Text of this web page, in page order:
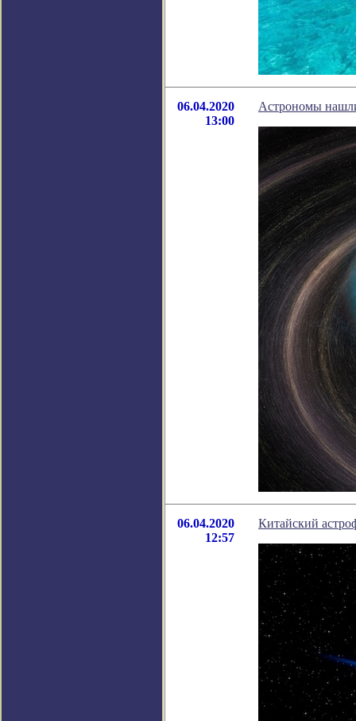
06.04.2020
13:00
Астрономы
06.04.2020
12:57
Китайский